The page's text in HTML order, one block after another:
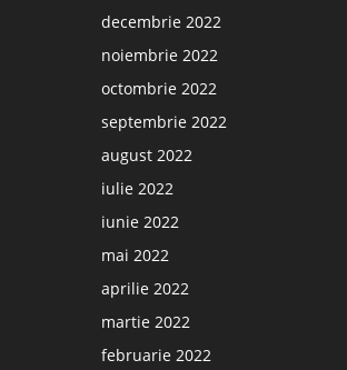
decembrie 2022
noiembrie 2022
octombrie 2022
septembrie 2022
august 2022
iulie 2022
iunie 2022
mai 2022
aprilie 2022
martie 2022
februarie 2022